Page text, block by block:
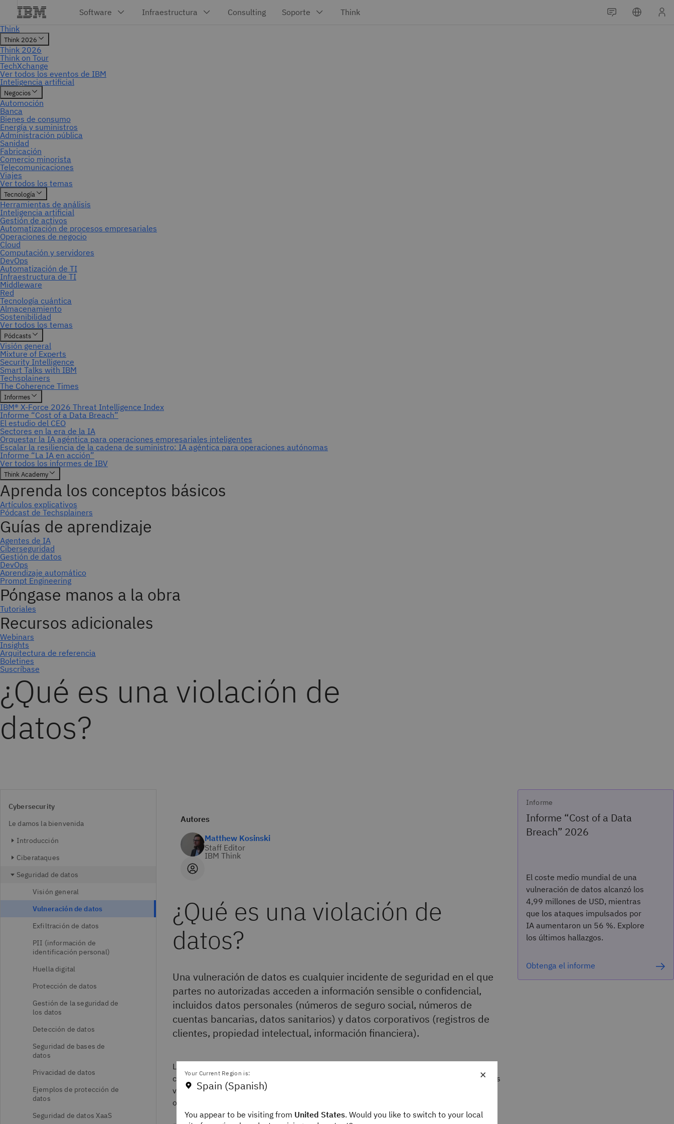
Suscríbase
¿Qué es una violación de
datos?
Cybersecurity
Le damos la bienvenida
Introducción
Ciberataques
Seguridad de datos
Visión general
Vulneración de datos
Exfiltración de datos
PII (información de
identificación personal)
Huella digital
Protección de datos
Gestión de la seguridad de
los datos
Detección de datos
Seguridad de bases de
datos
Privacidad de datos
Ejemplos de protección de
datos
Seguridad de datos XaaS
Autores
Matthew Kosinski
Staff Editor
IBM Think
¿Qué es una violación de
datos?
Una vulneración de datos es cualquier incidente de seguridad en el que
partes no autorizadas acceden a información sensible o confidencial,
incluidos datos personales (números de seguro social, números de
cuentas bancarias, datos sanitarios) y datos corporativos (registros de
clientes, propiedad intelectual, información financiera).
Los términos "vulneración de datos" y "vulneración" a menudo se utilizan indistintamente
con "ciberataque". Sin embargo, no todos
son vulneraciones de datos. Las
vulneraciones de datos solo incluyen aquellas violaciones de seguridad en las que alguien
obtiene acceso no autorizado a los
Informe
Informe “Cost of a Data
Breach” 2026
El coste medio mundial de una
vulneración de datos alcanzó los
4,99 millones de USD, mientras
que los ataques impulsados por
IA aumentaron un 56 %. Explore
los últimos hallazgos.
Obtenga el informe
×
Your Current Region is:
Spain (Spanish)
You appear to be visiting from United States. Would you like to switch to your local